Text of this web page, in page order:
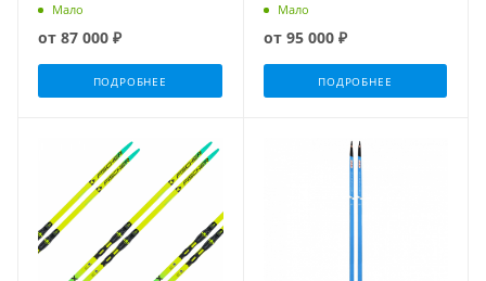
Мало
от 87 000 ₽
ПОДРОБНЕЕ
Мало
от 95 000 ₽
ПОДРОБНЕЕ